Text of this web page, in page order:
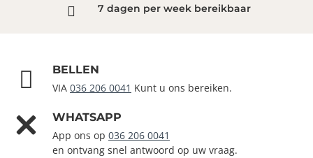
7 dagen per week bereikbaar
BELLEN
VIA 036 206 0041 Kunt u ons bereiken.
WHATSAPP
App ons op 036 206 0041
en ontvang snel antwoord op uw vraag.